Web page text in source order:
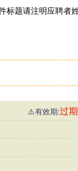
标题请注明应聘者
⚠️有效期:过